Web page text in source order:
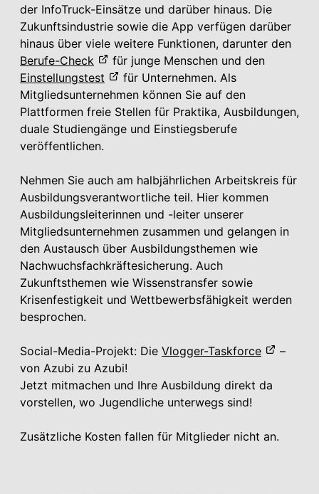
der InfoTruck-Einsätze und darüber hinaus. Die
Zukunftsindustrie sowie die App verfügen darüber
hinaus über viele weitere Funktionen, darunter den
Berufe-Check
für junge Menschen und den
Einstellungstest
für Unternehmen. Als
Mitgliedsunternehmen können Sie auf den
Plattformen freie Stellen für Praktika, Ausbildungen,
duale Studiengänge und Einstiegsberufe
veröffentlichen.
Nehmen Sie auch am halbjährlichen Arbeitskreis für
Ausbildungsverantwortliche teil. Hier kommen
Ausbildungsleiterinnen und -leiter unserer
Mitgliedsunternehmen zusammen und gelangen in
den Austausch über Ausbildungsthemen wie
Nachwuchsfachkräftesicherung. Auch
Zukunftsthemen wie Wissenstransfer sowie
Krisenfestigkeit und Wettbewerbsfähigkeit werden
besprochen.
Social-Media-Projekt: Die Vlogger-Taskforce
–
von Azubi zu Azubi!
Jetzt mitmachen und Ihre Ausbildung direkt da
vorstellen, wo Jugendliche unterwegs sind!
Zusätzliche Kosten fallen für Mitglieder nicht an.